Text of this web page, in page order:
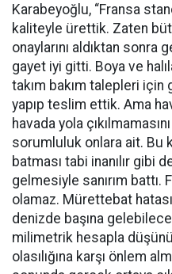
Karabeyoğlu, “Fransa
kaliteyle ürettik. Zaten
onaylarını aldıktan
gayet iyi gitti. Boya ve
takım bakım talepleri için
yapıp teslim ettik. Ama
havada yola
sorumluluk onlara ait. Bu
batması tabi inanılır gibi
gelmesiyle sanırım battı.
olamaz. Mürettebat
denizde başına
milimetrik hesapla
olasılığına karşı önlem